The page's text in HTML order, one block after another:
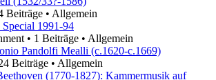
Beiträge • Allgemein
1991-94
• 1 Beiträge • Allgemein
Pandolfi Mealli (c.1620-c.1669)
Beiträge • Allgemein
(1770-1827): Kammermusik auf